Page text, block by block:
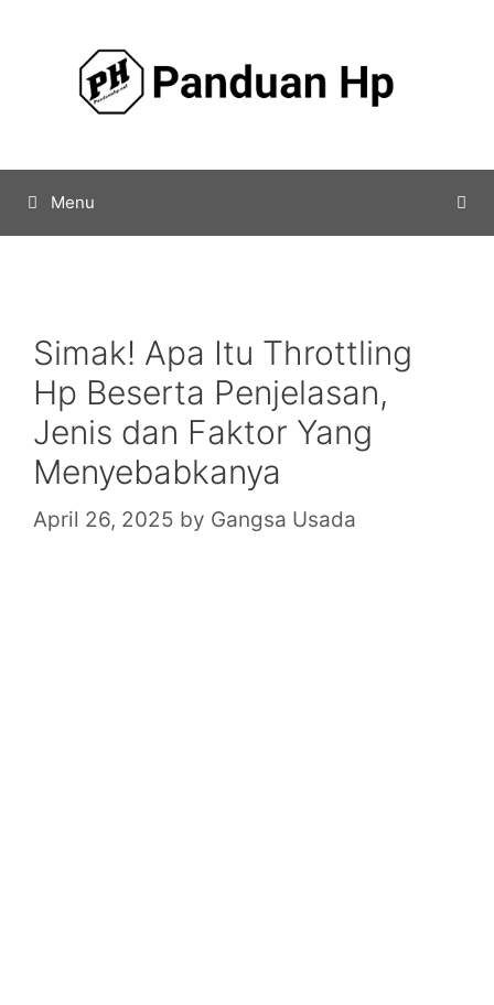
Menu
Simak! Apa Itu Throttling
Hp Beserta Penjelasan,
Jenis dan Faktor Yang
Menyebabkanya
April 26, 2025 by Gangsa Usada